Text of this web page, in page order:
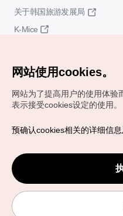
关于韩国旅游发展局
K-Mice
Copyrights (c) 韩国旅游发
VISITKOREA官方邮箱
chnsim@knto.or.kr
网站使用cookies。
网站为了提高用户的使用体验
表示接受cookies设定的使用。
预确认cookies相关的详细信